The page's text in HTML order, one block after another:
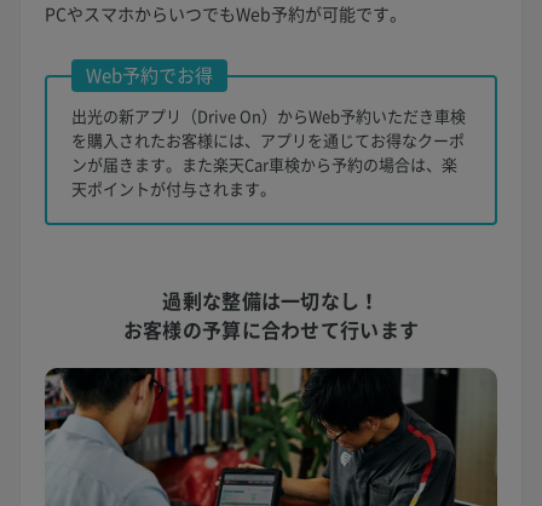
PCやスマホからいつでもWeb予約が可能です。
Web予約でお得
出光の新アプリ（Drive On）からWeb予約いただき車検
を購入されたお客様には、アプリを通じてお得なクーポ
ンが届きます。また楽天Car車検から予約の場合は、楽
天ポイントが付与されます。
過剰な整備は一切なし！
お客様の予算に合わせて行います